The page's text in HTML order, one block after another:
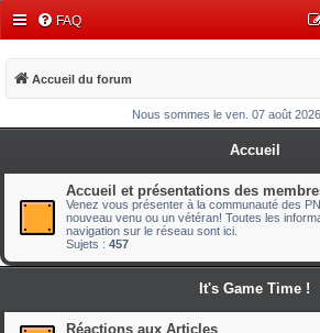
FAQ
Accueil du forum
Nous sommes le ven. 07 août
Accueil
Accueil et présentations des
Venez vous présenter à la communauté des
nouveau venu ou un vétéran! Toutes les
navigation sur le réseau sont ici.
Sujets : 457
It's Game Time !
Réactions aux Articles